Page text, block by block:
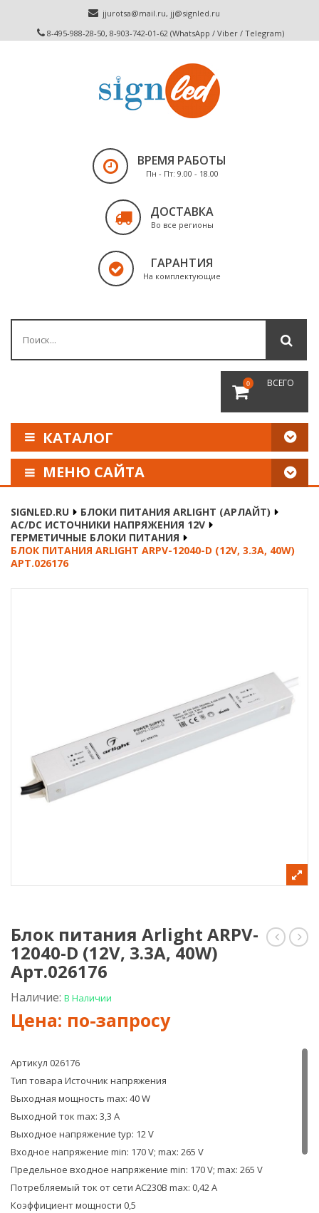
jjurotsa@mail.ru, jj@signled.ru
8-495-988-28-50, 8-903-742-01-62 (WhatsApp / Viber / Telegram)
ВРЕМЯ РАБОТЫ
Пн - Пт: 9.00 - 18.00
ДОСТАВКА
Во все регионы
ГАРАНТИЯ
На комплектующие
0 ВСЕГО
КАТАЛОГ
МЕНЮ САЙТА
ОПЛАТА И ДОСТАВКА
НАШИ РЕКВИЗИТЫ
SIGNLED.RU
БЛОКИ ПИТАНИЯ ARLIGHT (АРЛАЙТ)
AC/DC ИСТОЧНИКИ НАПРЯЖЕНИЯ 12V
ГЕРМЕТИЧНЫЕ БЛОКИ ПИТАНИЯ
БЛОК ПИТАНИЯ ARLIGHT ARPV-12040-D (12V, 3.3A, 40W)
АРТ.026176
45W)
Блок питания Arlight ARPV-
12040-D (12V, 3.3A, 40W)
Арт.026176
Наличие: В Наличии
Артикул 026176
Тип товара Источник напряжения
Выходная мощность max: 40 W
Выходной ток max: 3,3 A
Выходное напряжение typ: 12 V
Входное напряжение min: 170 V; max: 265 V
Предельное входное напряжение min: 170 V; max: 265 V
Потребляемый ток от сети AC230В max: 0,42 A
Коэффициент мощности 0,5